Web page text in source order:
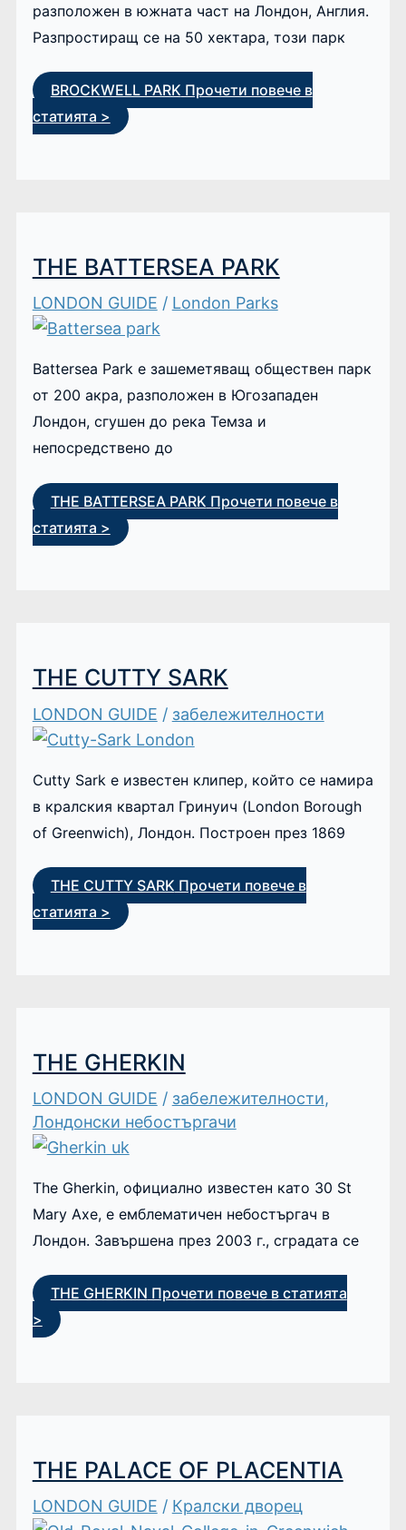
разположен в южната част на Лондон, Англия.
Разпростиращ се на 50 хектара, този парк
BROCKWELL PARK Прочети повече в
статията >
THE BATTERSEA PARK
LONDON GUIDE / London Parks
Battersea Park е зашеметяващ обществен парк
от 200 акра, разположен в Югозападен
Лондон, сгушен до река Темза и
непосредственo до
THE BATTERSEA PARK Прочети повече в
статията >
THE CUTTY SARK
LONDON GUIDE / забележителности
Cutty Sark е известен клипер, който се намира
в кралския квартал Гринуич (London Borough
of Greenwich), Лондон. Построен през 1869
THE CUTTY SARK Прочети повече в
статията >
THE GHERKIN
LONDON GUIDE / забележителности,
Лондонски небостъргачи
The Gherkin, официално известен като 30 St
Mary Axe, е емблематичен небостъргач в
Лондон. Завършена през 2003 г., сградата се
THE GHERKIN Прочети повече в статията
>
THE PALACE OF PLACENTIA
LONDON GUIDE / Кралски дворец